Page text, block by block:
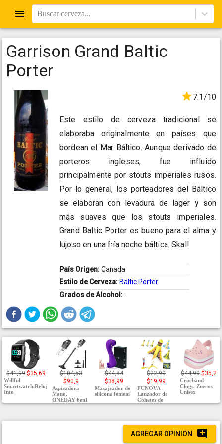
Buscar cerveza...
Garrison Grand Baltic
Porter
7.1/10
Este estilo de cerveza tradicional se
elaboraba originalmente en países que
bordean el Mar Báltico. Aunque derivado de
porteros ingleses, fue influido
principalmente por stouts imperiales rusos.
Por lo general, los porteadores del Báltico
se elaboran con levadura de lager y son
más suaves que los stouts imperiales.
Grand Baltic Porter es bueno para el alma y
lujoso en una fría noche báltica. Skal!
País Origen:Canada
Estilo de Cerveza: Baltic Porter
Grados de Alcohol: -
$41,99 $35,69
Willful
Smartwatch,Reloj
Inte
$104,53
$90,9
Aspiradora
Mano,
ONEDAY 6en1
$44,84
$38,99
Masajeador de
silicona femeni
$22,99
$19,99
FUNOVA
Lanzador de
Cohetes de
$44,99 $35,2
Crocband
Clogs, Zuecos
Unisex
AGREGAR OPINION